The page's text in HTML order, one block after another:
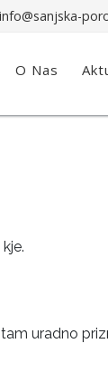
info@sanjska-
O Nas
uradno